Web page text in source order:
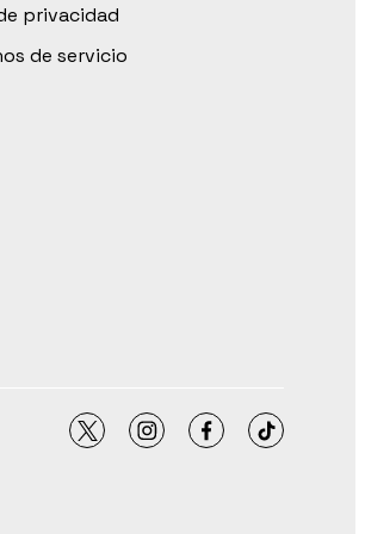
privacidad
de servicio
twitterinstagram
facebooktiktok